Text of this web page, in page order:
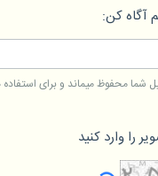
آگاه کن:
محفوظ میماند و برای
را وارد کنید